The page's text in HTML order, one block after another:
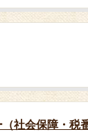
社会保障・税